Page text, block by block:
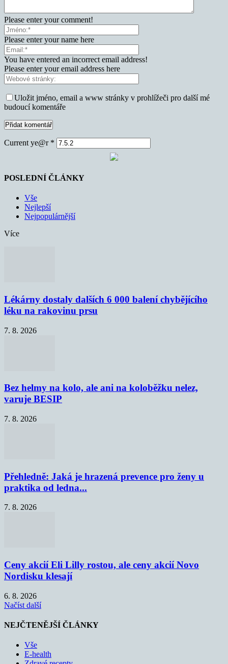
Please enter your comment!
Please enter your name here
You have entered an incorrect email address!
Please enter your email address here
Uložit jméno, email a www stránky v prohlížeči pro další mé
budoucí komentáře
Current ye@r *
POSLEDNÍ ČLÁNKY
Vše
Nejlepší
Nejpopulárnější
Více
Lékárny dostaly dalších 6 000 balení chybějícího
léku na rakovinu prsu
7. 8. 2026
Bez helmy na kolo, ale ani na koloběžku nelez,
varuje BESIP
7. 8. 2026
Přehledně: Jaká je hrazená prevence pro ženy u
praktika od ledna...
7. 8. 2026
Ceny akcií Eli Lilly rostou, ale ceny akcií Novo
Nordisku klesají
6. 8. 2026
Načíst další
NEJČTENĚJŠÍ ČLÁNKY
Vše
E-health